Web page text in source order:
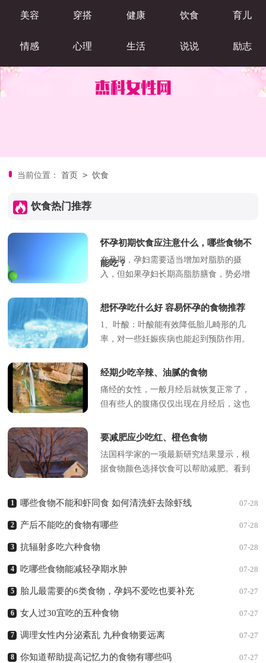
美容 穿搭 健康 饮食 育儿
情感 心理 生活 说说 励志
阅读
当前位置： 首页 > 饮食
饮食热门推荐
怀孕初期饮食应注意什么，哪些食物不
能吃？
在孕期，孕妇需要适当增加对脂肪的摄
入，但如果孕妇长期高脂肪膳食，势必增
吃高脂肪食物，会使大肠内的胆酸和...
想怀孕吃什么好 容易怀孕的食物推荐
1、叶酸：叶酸能有效降低胎儿畸形的几
率，对一些妊娠疾病也能起到预防作用。
起着重要意义。富含叶酸的食物：...
经期少吃辛辣、油腻的食物
痛经的女性，一般月经后就恢复正常了，
但有些人的腹痛仅仅出现在月经后，这也
下腹不适，都是痛经。中医学认为疼痛...
要减肥应少吃红、橙色食物
法国科学家的一项最新研究结果显示，根
据食物颜色选择饮食可以帮助减肥。看到
时，要即时“刹车”少吃一点。...
1 哪些食物不能和虾同食 如何清洗虾去除虾线 07-28
2 产后不能吃的食物有哪些 07-28
3 抗辐射多吃六种食物 07-28
4 吃哪些食物能减轻孕期水肿 07-28
5 胎儿最需要的6类食物，孕妈不爱吃也要补充 07-27
6 女人过30宜吃的五种食物 07-27
7 调理女性内分泌紊乱 九种食物要远离 07-27
8 你知道帮助提高记忆力的食物有哪些吗 07-27